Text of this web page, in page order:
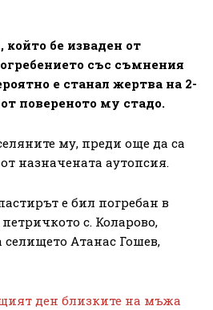
бе изваден от
със съмнения
е станал жертва на 2-
повереното му стадо.
му, преди още да са
назначената аутопсия.
е бил погребан в
с. Коларово,
Атанас Гошев,
ден близките на мъжа